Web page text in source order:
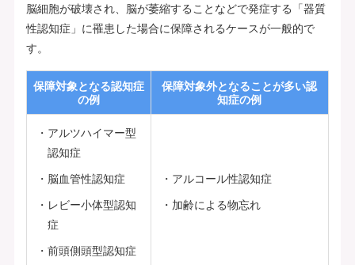
脳細胞が破壊され、脳が萎縮することなどで発症する「器質
性認知症」に罹患した場合に保障されるケースが一般的で
す。
保障対象となる認知症
の例
保障対象外となることが多い認
知症の例
アルツハイマー型
認知症
脳血管性認知症
レビー小体型認知
症
前頭側頭型認知症
アルコール性認知症
加齢による物忘れ